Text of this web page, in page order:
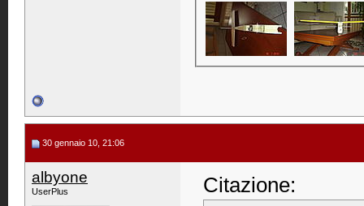
30 gennaio 10, 21:06
albyone
UserPlus Citazione: